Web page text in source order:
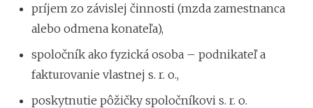
príjem zo závislej činnosti (mzda zamestnanca
alebo odmena konateľa),
spoločník ako fyzická osoba – podnikateľ a
fakturovanie vlastnej s. r. o.,
poskytnutie pôžičky spoločníkovi s. r. o.